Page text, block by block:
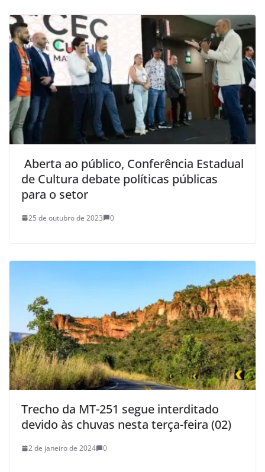
Aberta ao público, Conferência Estadual
de Cultura debate políticas públicas
para o setor
25 de outubro de 2023 0
Trecho da MT-251 segue interditado
devido às chuvas nesta terça-feira (02)
2 de janeiro de 2024 0